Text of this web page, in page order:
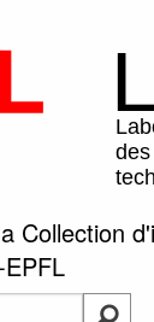
Collection